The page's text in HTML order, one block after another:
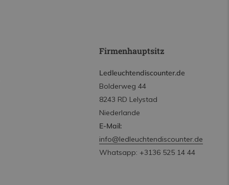
Firmenhauptsitz
Ledleuchtendiscounter.de
Bolderweg 44
8243 RD Lelystad
Niederlande
E-Mail:
info@ledleuchtendiscounter.de
Whatsapp: +3136 525 14 44